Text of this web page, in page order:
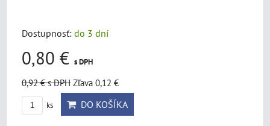
Dostupnosť: do 3 dní
0,80 € s DPH
0,92 €s DPH Zľava 0,12 €
ks DO KOŠÍKA